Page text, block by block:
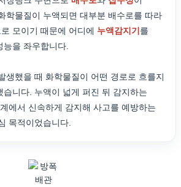
학물질이 누액되면 대부분 배수로를 따라
모이기 때문에 어디에 누액감지기 를
을 좌우합니다.
생했을 때 화학물질이 어떤 경로로 흐를지
습니다. 누액이 넓게 퍼진 뒤 감지하는
에서 신속하게 감지해 사고를 예방하는
목적이었습니다.